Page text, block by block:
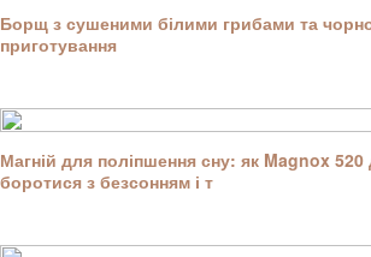
Борщ з сушеними білими грибами та
приготування
Магній для поліпшення сну: як Magnox 520
боротися з безсонням і т